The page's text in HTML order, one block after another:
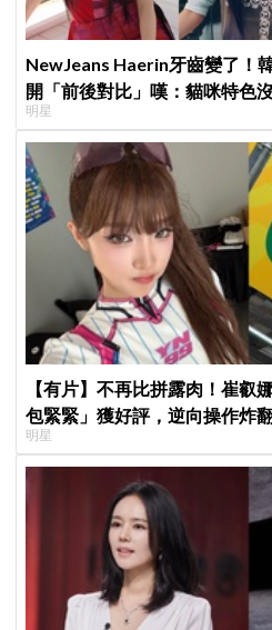
NewJeans Haerin牙齒變了！
開「前後對比」嘆：貓咪特色
絲超崩潰
明星
【有片】不再比拼露肉！崔
包緊緊」獲好評，逆向操作炸
明星